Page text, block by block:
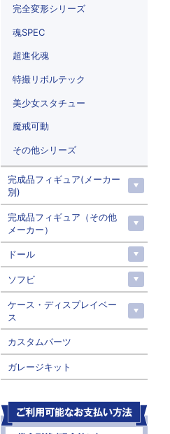
完全変形シリーズ
魂SPEC
超進化魂
特撮リボルテック
美少女スタチュー
魔戒可動
その他シリーズ
完成品フィギュア(メーカー
別)
完成品フィギュア（その他
メーカー）
ドール
ソフビ
ケース・ディスプレイベー
ス
カスタムパーツ
ガレージキット